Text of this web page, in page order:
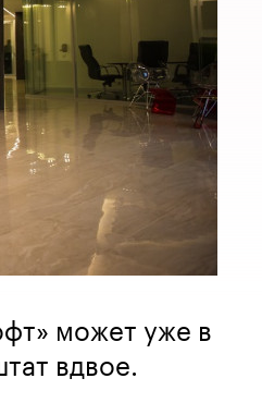
может уже в
вдвое.